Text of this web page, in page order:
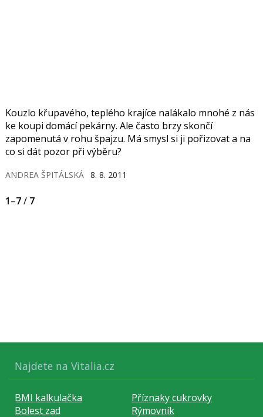
Kouzlo křupavého, teplého krajíce nalákalo mnohé z nás
ke koupi domácí pekárny. Ale často brzy skončí
zapomenutá v rohu špajzu. Má smysl si ji pořizovat a na
co si dát pozor při výběru?
ANDREA ŠPITÁLSKÁ 8. 8. 2011
1–7/ 7
Najdete na Vitalia.cz
BMI kalkulačka
Příznaky cukrovky
Bolest zad
Rýmovník